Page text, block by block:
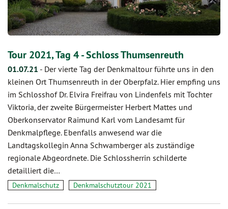
Tour 2021, Tag 4 - Schloss Thumsenreuth
01.07.21 - Der vierte Tag der Denkmaltour führte uns in den
kleinen Ort Thumsenreuth in der Oberpfalz. Hier empfing uns
im Schlosshof Dr. Elvira Freifrau von Lindenfels mit Tochter
Viktoria, der zweite Bürgermeister Herbert Mattes und
Oberkonservator Raimund Karl vom Landesamt für
Denkmalpflege. Ebenfalls anwesend war die
Landtagskollegin Anna Schwamberger als zuständige
regionale Abgeordnete. Die Schlossherrin schilderte
detailliert die…
Denkmalschutz Denkmalschutztour 2021